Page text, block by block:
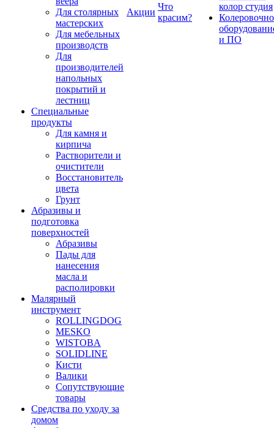
Для столярных
мастерских
Для мебельных
производств
Для
производителей
напольных
покрытий и
лестниц
Специальные
продукты
Для камня и
кирпича
Растворители и
очистители
Восстановитель
цвета
Грунт
Абразивы и
подготовка
поверхностей
Абразивы
Пады для
нанесения
масла и
располировки
Малярный
инструмент
ROLLINGDOG
MESKO
WISTOBA
SOLIDLINE
Кисти
Валики
Сопутствующие
товары
Средства по уходу за
домом
Акции
Что
красим?
колор студия
и ПО